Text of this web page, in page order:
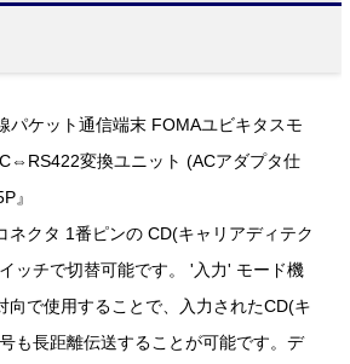
パケット通信端末 FOMAユビキタスモ
変換ユニット (ACアダプタ仕
』
ネクタ 1番ピンの CD(キャリアディテク
ッチで切替可能です。 '入力' モード機
向で使用することで、入力されたCD(キ
も長距離伝送することが可能です。デ